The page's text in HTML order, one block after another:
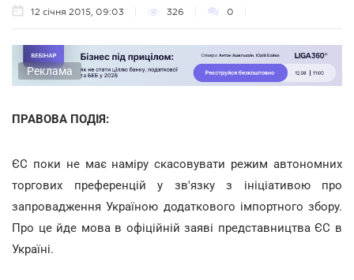
12 січня 2015, 09:03 326 0
Реклама
ПРАВОВА ПОДІЯ:
ЄС поки не має наміру скасовувати режим автономних
торгових преференцій у зв'язку з ініціативою про
запровадження Україною додаткового імпортного збору.
Про це йде мова в офіційній заяві представництва ЄС в
Україні.